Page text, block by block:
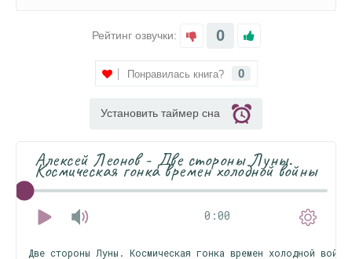
Рейтинг озвучки: 0
Понравилась книга? 0
Установить таймер сна
Алексей Леонов - Две стороны Луны.
Космическая гонка времен холодной войны
0:00
Две стороны Луны. Космическая гонка времен холодной